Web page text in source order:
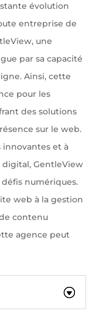
évolution
entreprise de
une
par sa capacité
Ainsi, cette
pour les
des solutions
sur le web.
innovantes et à
GentleView
défis numériques.
web à la gestion
contenu
agence peut